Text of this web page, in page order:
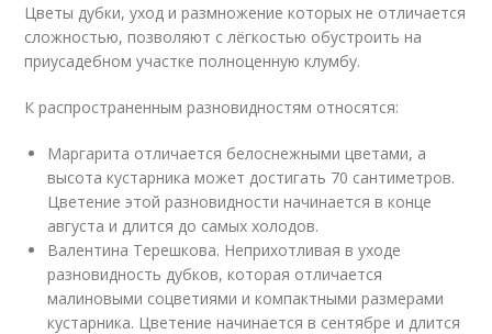
Цветы дубки, уход и размножение которых не отличается
сложностью, позволяют с лёгкостью обустроить на
приусадебном участке полноценную клумбу.
К распространенным разновидностям относятся:
Маргарита отличается белоснежными цветами, а
высота кустарника может достигать 70 сантиметров.
Цветение этой разновидности начинается в конце
августа и длится до самых холодов.
Валентина Терешкова. Неприхотливая в уходе
разновидность дубков, которая отличается
малиновыми соцветиями и компактными размерами
кустарника. Цветение начинается в сентябре и длится